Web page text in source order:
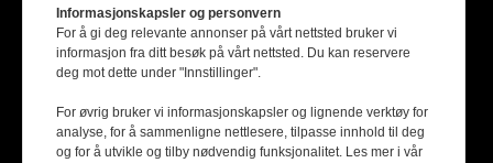
Informasjonskapsler og personvern
For å gi deg relevante annonser på vårt nettsted bruker vi
informasjon fra ditt besøk på vårt nettsted. Du kan reservere
deg mot dette under "Innstillinger".
For øvrig bruker vi informasjonskapsler og lignende verktøy for
analyse, for å sammenligne nettlesere, tilpasse innhold til deg
og for å utvikle og tilby nødvendig funksjonalitet. Les mer i vår